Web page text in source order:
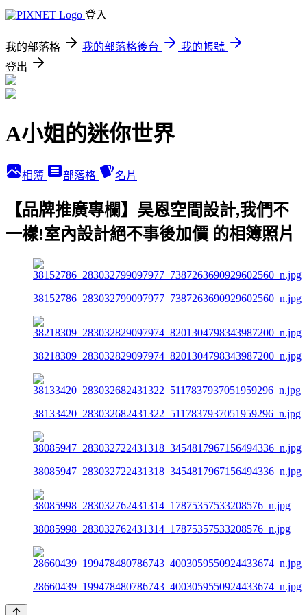
登入
我的部落格 我的部落格後台
我的帳號
登出
A小姐的迷你世界
相簿 部落格 名片
【品牌推廣專欄】昊恩空間設計,我們不
一樣!室內設計絕不事後加價 的相簿照片
38152786_283032799097977_7387263690929602560_n.jpg
38218309_283032829097974_8201304798343987200_n.jpg
38133420_283032682431322_5117837937051959296_n.jpg
38085947_283032722431318_3454817967156494336_n.jpg
38085998_283032762431314_17875357533208576_n.jpg
28660439_199478480786743_4003059550924433674_n.jpg